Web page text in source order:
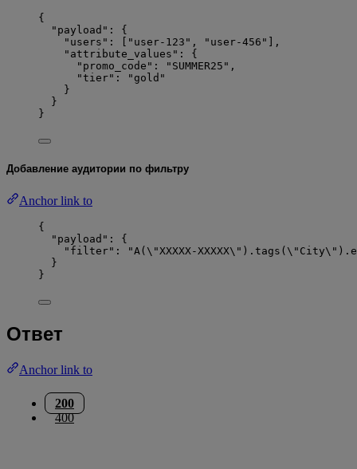
{
"payload" : {
"users" : [ " user-123 " , " user-456 "
],
"attribute_values" : {
"promo_code" : " SUMMER25 " ,
"tier" : "gold "
}
}
}
Добавление аудитории по фильтру
Anchor link to
{
"payload" : {
"filter" : "A( \"XXXXX-XXXXX\" ).tags( \" City\"
}
}
Ответ
Anchor link to
200
400